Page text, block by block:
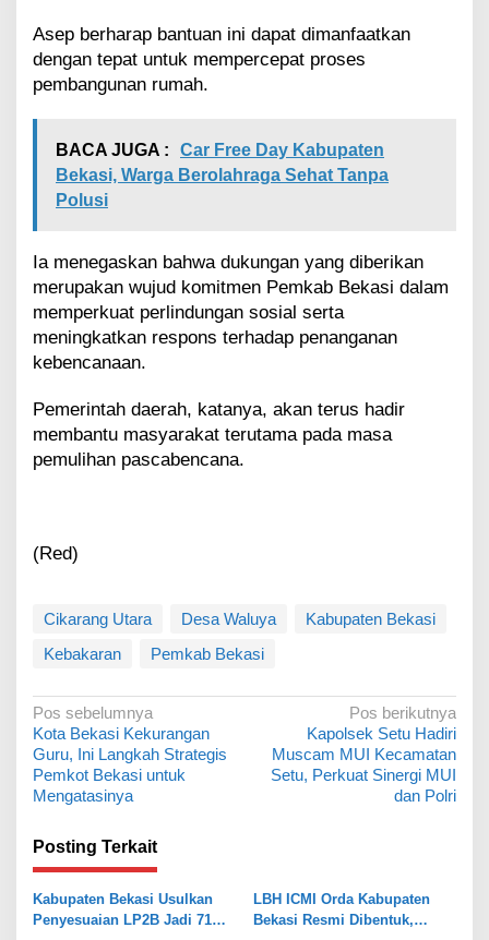
Asep berharap bantuan ini dapat dimanfaatkan
dengan tepat untuk mempercepat proses
pembangunan rumah.
BACA JUGA :
Car Free Day Kabupaten
Bekasi, Warga Berolahraga Sehat Tanpa
Polusi
Ia menegaskan bahwa dukungan yang diberikan
merupakan wujud komitmen Pemkab Bekasi dalam
memperkuat perlindungan sosial serta
meningkatkan respons terhadap penanganan
kebencanaan.
Pemerintah daerah, katanya, akan terus hadir
membantu masyarakat terutama pada masa
pemulihan pascabencana.
(Red)
Cikarang Utara Desa Waluya
Kabupaten Bekasi
Kebakaran
Pemkab Bekasi
N
a
v
i
g
a
s
i
Pos sebelumnya
Kota Bekasi Kekurangan
Guru, Ini Langkah Strategis
Pemkot Bekasi untuk
Mengatasinya
Pos berikutnya
Kapolsek Setu Hadiri
Muscam MUI Kecamatan
Setu, Perkuat Sinergi MUI
dan Polri
Posting Terkait
Kabupaten Bekasi Usulkan
Penyesuaian LP2B Jadi 71
LBH ICMI Orda Kabupaten
Bekasi Resmi Dibentuk,